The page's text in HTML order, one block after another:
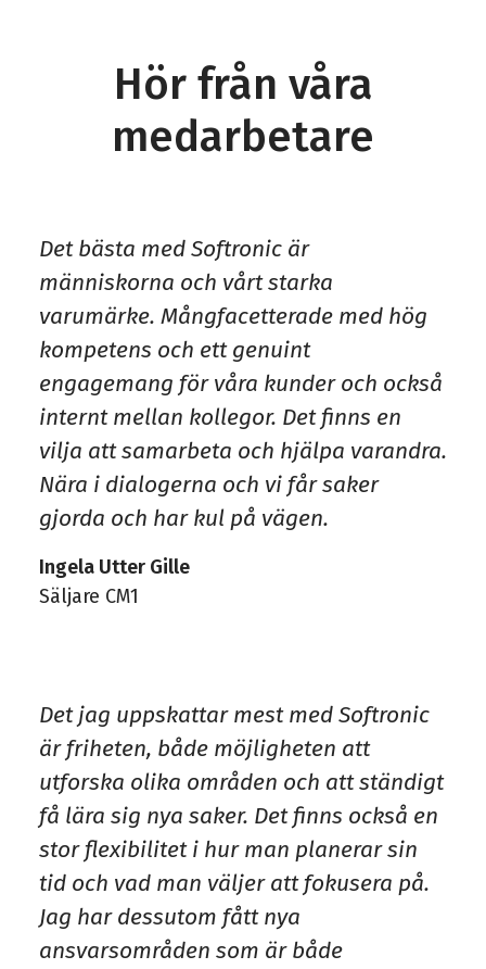
Hör från våra
medarbetare
Det bästa med Softronic är
människorna och vårt starka
varumärke. Mångfacetterade med hög
kompetens och ett genuint
engagemang för våra kunder och också
internt mellan kollegor. Det finns en
vilja att samarbeta och hjälpa varandra.
Nära i dialogerna och vi får saker
gjorda och har kul på vägen.
Ingela Utter Gille
Säljare CM1
Det jag uppskattar mest med Softronic
är friheten, både möjligheten att
utforska olika områden och att ständigt
få lära sig nya saker. Det finns också en
stor flexibilitet i hur man planerar sin
tid och vad man väljer att fokusera på.
Jag har dessutom fått nya
ansvarsområden som är både